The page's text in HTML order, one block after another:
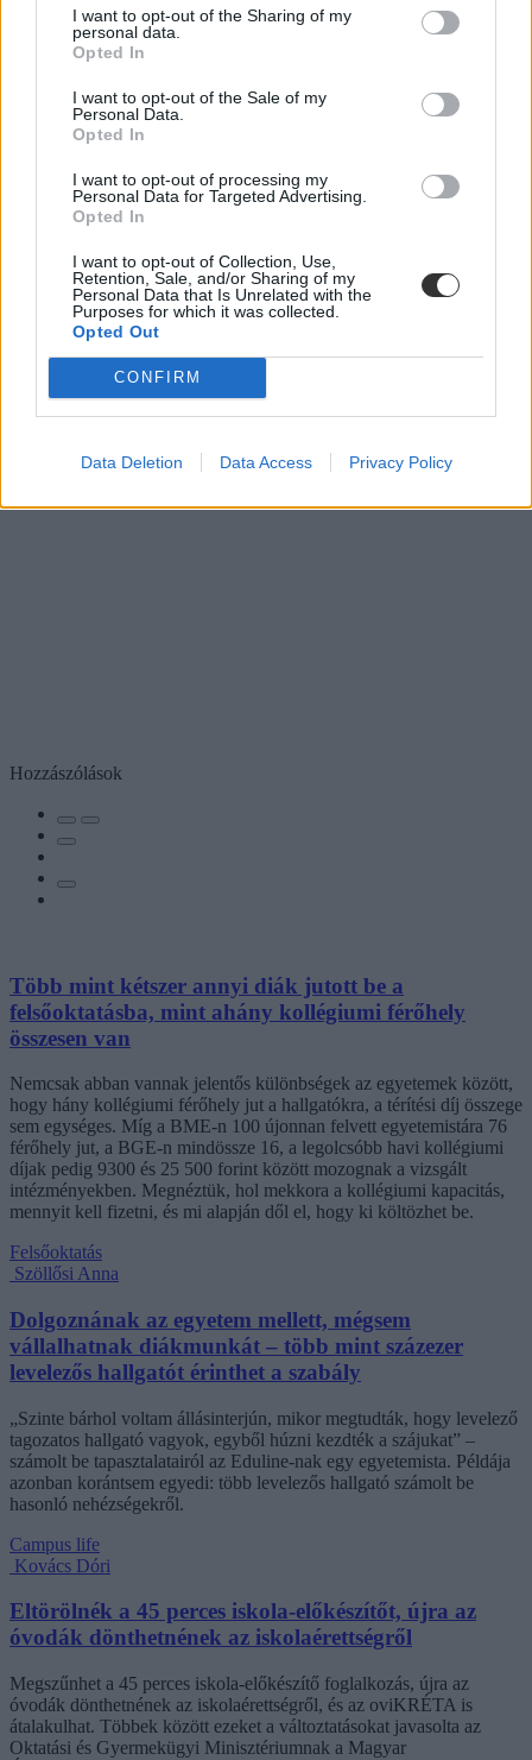
I want to opt-out of the Sharing of my
personal data.
Opted In
I want to opt-out of the Sale of my
Personal Data.
Opted In
I want to opt-out of processing my
Personal Data for Targeted Advertising.
Opted In
I want to opt-out of Collection, Use,
Retention, Sale, and/or Sharing of my
Personal Data that Is Unrelated with the
Purposes for which it was collected.
Opted Out
CONFIRM
Data Deletion Data Access Privacy Policy
Hozzászólások
Több mint kétszer annyi diák jutott be a
felsőoktatásba, mint ahány kollégiumi férőhely
összesen van
Nemcsak abban vannak jelentős különbségek az egyetemek között,
hogy hány kollégiumi férőhely jut a hallgatókra, a térítési díj összege
sem egységes. Míg a BME-n 100 újonnan felvett egyetemistára 76
férőhely jut, a BGE-n mindössze 16, a legolcsóbb havi kollégiumi
díjak pedig 9300 és 25 500 forint között mozognak a vizsgált
intézményekben. Megnéztük, hol mekkora a kollégiumi kapacitás,
mennyit kell fizetni, és mi alapján dől el, hogy ki költözhet be.
Felsőoktatás
Szöllősi Anna
Dolgoznának az egyetem mellett, mégsem
vállalhatnak diákmunkát – több mint százezer
levelezős hallgatót érinthet a szabály
„Szinte bárhol voltam állásinterjún, mikor megtudták, hogy levelező
tagozatos hallgató vagyok, egyből húzni kezdték a szájukat” –
számolt be tapasztalatairól az Eduline-nak egy egyetemista. Példája
azonban korántsem egyedi: több levelezős hallgató számolt be
hasonló nehézségekről.
Campus life
Kovács Dóri
Eltörölnék a 45 perces iskola-előkészítőt, újra az
óvodák dönthetnének az iskolaérettségről
Megszűnhet a 45 perces iskola-előkészítő foglalkozás, újra az
óvodák dönthetnének az iskolaérettségről, és az oviKRÉTA is
átalakulhat. Többek között ezeket a változtatásokat javasolta az
Oktatási és Gyermekügyi Minisztériumnak a Magyar